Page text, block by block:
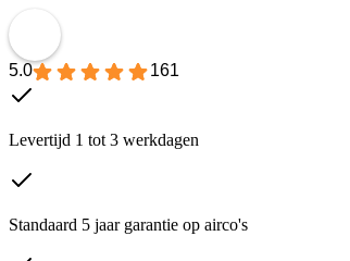
5.0 161
Levertijd 1 tot 3 werkdagen
Standaard 5 jaar garantie op airco's